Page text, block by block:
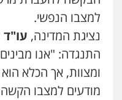
למצבו הנפשי.
נציגת המדינה,
התנגדה: "אנו
ומצוות, אך הכלא
מודעים למצבו